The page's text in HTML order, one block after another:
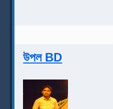
উপল BD